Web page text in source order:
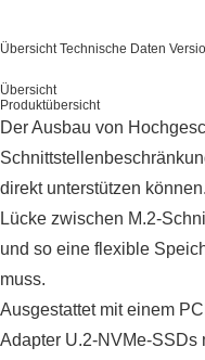
Übersicht Technische Daten
Übersicht
Produktübersicht
Der Ausbau von
direkt unterstützen
Lücke zwischen M.2-
und so eine flexible
muss.
Ausgestattet mit einem
Adapter U.2-NVMe-SSDs